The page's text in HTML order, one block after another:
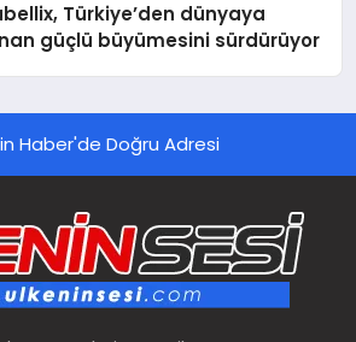
Türkiye’den dünyaya
güçlü büyümesini sürdürüyor
Haber'de Doğru Adresi